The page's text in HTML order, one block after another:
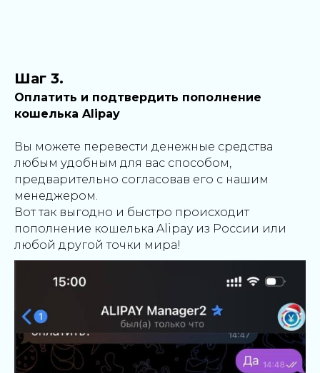
Шаг 3.
Оплатить и подтвердить пополнение
кошелька Alipay
Вы можете перевести денежные средства
любым удобным для вас способом,
предварительно согласовав его с нашим
менеджером.
Вот так выгодно и быстро происходит
пополнение кошелька Alipay из России или
любой другой точки мира!